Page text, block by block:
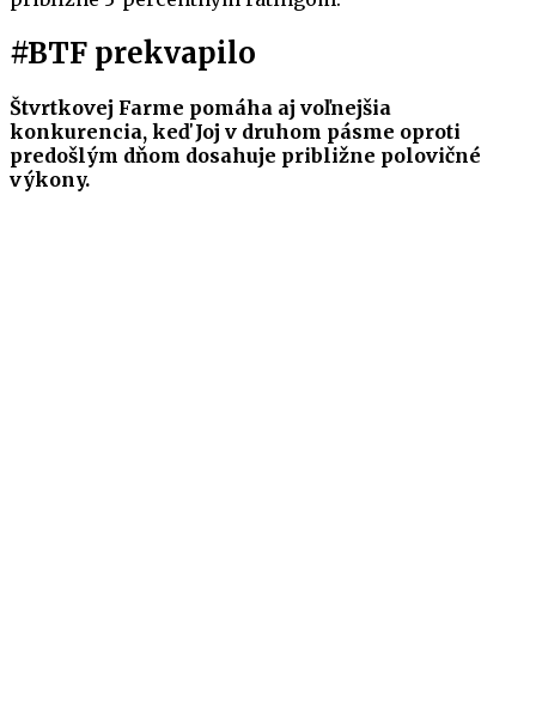
#BTF prekvapilo
Štvrtkovej Farme pomáha aj voľnejšia
konkurencia, keď Joj v druhom pásme oproti
predošlým dňom dosahuje približne polovičné
výkony.